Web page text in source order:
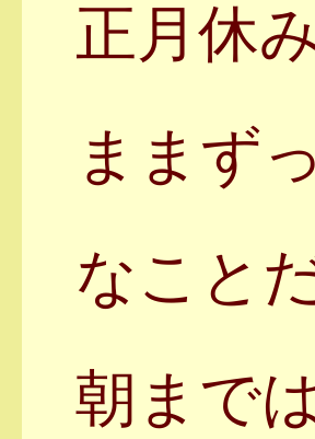
正月休
ままず
なこと
朝まで